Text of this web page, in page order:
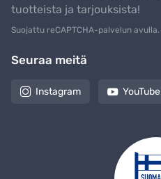
tuotteista ja tarjouksista!
Suojattu reCAPTCHA-palvelun avulla.
Seuraa meitä
Instagram YouTube